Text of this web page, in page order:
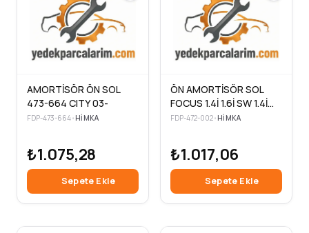
AMORTİSÖR ÖN SOL
473-664 CITY 03-
FDP-473-664•HIMKA
₺1.075,28
Sepete Ekle
ÖN AMORTİSÖR SOL
FOCUS 1.4İ 1.6İ SW 1.4İ
1.6İ (11. 98=>10.04)
FDP-472-002•HIMKA
₺1.017,06
Sepete Ekle